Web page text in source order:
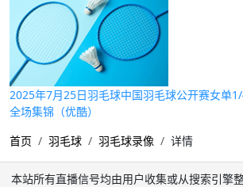
2025年7月25日羽毛球中国羽毛球公开赛女单
全场集锦（优酷）
首页
羽毛球 羽毛球录像 详情
本站所有直播信号均由用户收集或从搜索引擎